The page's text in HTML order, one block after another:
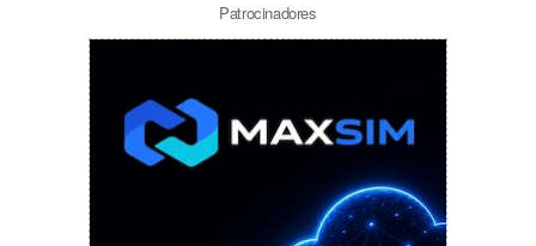
Patrocinadores